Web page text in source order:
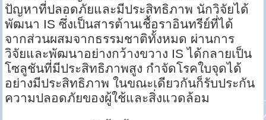
ปัญหาที่ปลอดภัยและมีประสิทธิภาพ นักวิจัยได้
พัฒนา IS ซึ่งเป็นสารต้านเชื้อราอินทรีย์ที่ได้
จากส่วนผสมจากธรรมชาติทั้งหมด ผ่านการ
วิจัยและพัฒนาอย่างกว้างขวาง IS ได้กลายเป็น
โซลูชันที่มีประสิทธิภาพสูง กำจัดโรคใบจุดได้
อย่างมีประสิทธิภาพ ในขณะเดียวกันก็รับประกัน
ความปลอดภัยของผู้ใช้และสิ่งแวดล้อม